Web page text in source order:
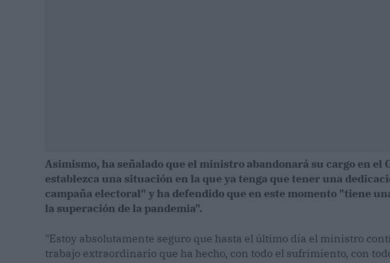
Asimismo, ha señalado que el ministro abandonará su cargo en el
establezca una situación en la que ya tenga que tener una
campaña electoral" y ha defendido que en este momento "tiene
la superación de la pandemia".
"Estoy absolutamente seguro que hasta el último día el ministro
trabajo extraordinario que ha hecho, con todo el sufrimiento, con